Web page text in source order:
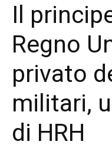
Il
Regno
privato
militari,
di HRH